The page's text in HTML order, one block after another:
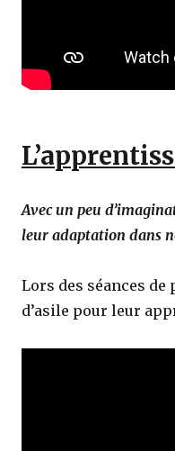
Avec un peu
leur adaptation dans
Lors des séances de
d’asile pour leur